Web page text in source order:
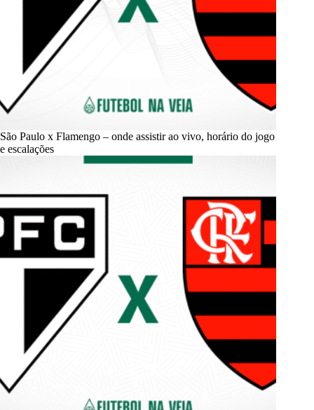
São Paulo x Flamengo – onde assistir ao vivo, horário do jogo
e escalações